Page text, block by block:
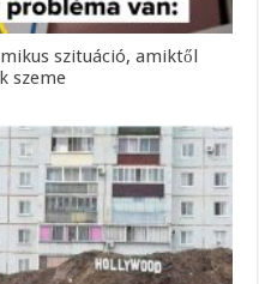
szituáció, amiktől
szeme